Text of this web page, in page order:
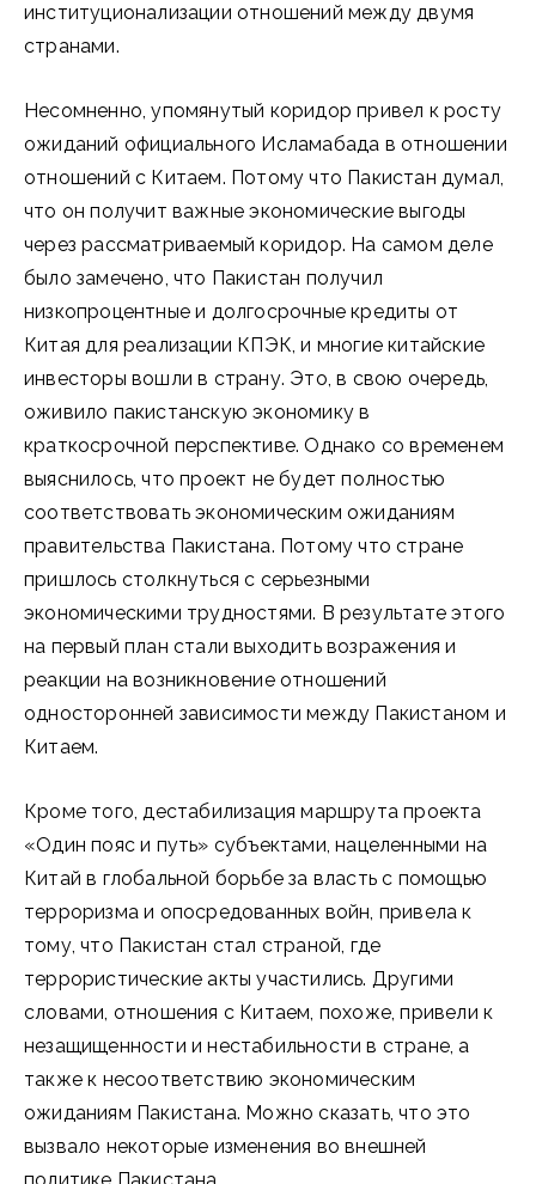
институционализации отношений между двумя
странами.
Несомненно, упомянутый коридор привел к росту
ожиданий официального Исламабада в отношении
отношений с Китаем. Потому что Пакистан думал,
что он получит важные экономические выгоды
через рассматриваемый коридор. На самом деле
было замечено, что Пакистан получил
низкопроцентные и долгосрочные кредиты от
Китая для реализации КПЭК, и многие китайские
инвесторы вошли в страну. Это, в свою очередь,
оживило пакистанскую экономику в
краткосрочной перспективе. Однако со временем
выяснилось, что проект не будет полностью
соответствовать экономическим ожиданиям
правительства Пакистана. Потому что стране
пришлось столкнуться с серьезными
экономическими трудностями. В результате этого
на первый план стали выходить возражения и
реакции на возникновение отношений
односторонней зависимости между Пакистаном и
Китаем.
Кроме того, дестабилизация маршрута проекта
«Один пояс и путь» субъектами, нацеленными на
Китай в глобальной борьбе за власть с помощью
терроризма и опосредованных войн, привела к
тому, что Пакистан стал страной, где
террористические акты участились. Другими
словами, отношения с Китаем, похоже, привели к
незащищенности и нестабильности в стране, а
также к несоответствию экономическим
ожиданиям Пакистана. Можно сказать, что это
вызвало некоторые изменения во внешней